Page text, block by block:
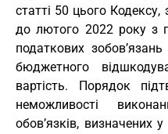
статті 50 цього Кодексу,
до лютого 2022 року з
податкових
бюджетного
вартість. Порядок
неможливості
обов’язків, визначених